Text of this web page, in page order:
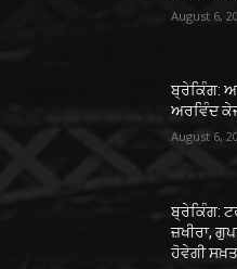
August 6,
ਬ੍ਰੇਕਿੰਗ:
ਅਰਵਿੰਦ
August 6,
ਬ੍ਰੇਕਿੰਗ:
ਜ਼ਖੀਰਾ,
ਹੋਵੇਗੀ